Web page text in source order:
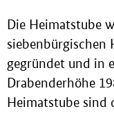
Die Heimatstube
siebenbürgischen
gegründet und in
Drabenderhöhe
Heimatstube sind